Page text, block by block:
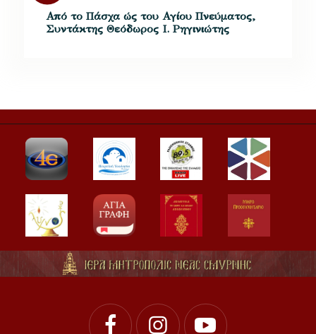
Από το Πάσχα ώς του Αγίου Πνεύματος,
Συντάκτης Θεόδωρος Ι. Ρηγινιώτης